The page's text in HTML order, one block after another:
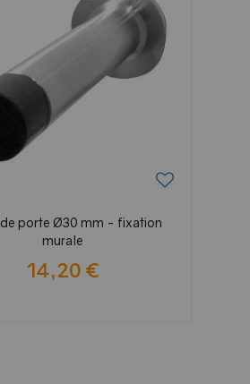
porte Ø30 mm - fixation
murale
14,20 €